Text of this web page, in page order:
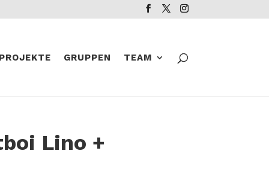
GRUPPEN TEAM
Lino +